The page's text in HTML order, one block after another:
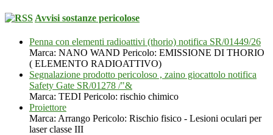
Avvisi sostanze pericolose
Penna con elementi radioattivi (thorio) notifica SR/01449/26
Marca: NANO WAND Pericolo: EMISSIONE DI THORIO
( ELEMENTO RADIOATTIVO)
Segnalazione prodotto pericoloso , zaino giocattolo notifica
Safety Gate SR/01278 /"&
Marca: TEDI Pericolo: rischio chimico
Proiettore
Marca: Arrango Pericolo: Rischio fisico - Lesioni oculari per
laser classe III